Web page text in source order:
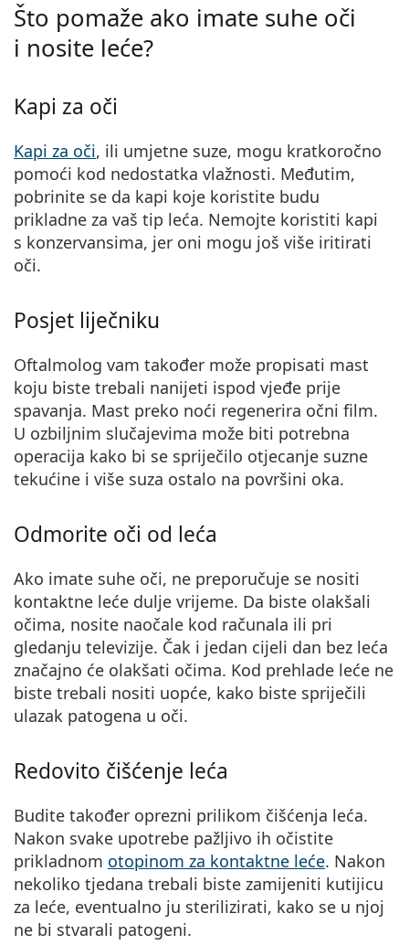
Što pomaže ako imate suhe oči
i nosite leće?
Kapi za oči
Kapi za oči, ili umjetne suze, mogu kratkoročno
pomoći kod nedostatka vlažnosti. Međutim,
pobrinite se da kapi koje koristite budu
prikladne za vaš tip leća. Nemojte koristiti kapi
s konzervansima, jer oni mogu još više iritirati
oči.
Posjet liječniku
Oftalmolog vam također može propisati mast
koju biste trebali nanijeti ispod vjeđe prije
spavanja. Mast preko noći regenerira očni film.
U ozbiljnim slučajevima može biti potrebna
operacija kako bi se spriječilo otjecanje suzne
tekućine i više suza ostalo na površini oka.
Odmorite oči od leća
Ako imate suhe oči, ne preporučuje se nositi
kontaktne leće dulje vrijeme. Da biste olakšali
očima, nosite naočale kod računala ili pri
gledanju televizije. Čak i jedan cijeli dan bez leća
značajno će olakšati očima. Kod prehlade leće ne
biste trebali nositi uopće, kako biste spriječili
ulazak patogena u oči.
Redovito čišćenje leća
Budite također oprezni prilikom čišćenja leća.
Nakon svake upotrebe pažljivo ih očistite
prikladnom otopinom za kontaktne leće. Nakon
nekoliko tjedana trebali biste zamijeniti kutijicu
za leće, eventualno ju sterilizirati, kako se u njoj
ne bi stvarali patogeni.